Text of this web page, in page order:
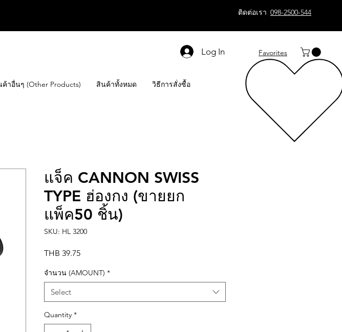
ติดต่อเรา 098-2500-544
Log In Favorites
ค้าอื่นๆ (Other Products) สินค้าทั้งหมด วิธีการสั่งซื้อ
แจ็ค CANNON SWISS
TYPE ฮ่องกง (ขายยก
แพ็ค50 ชิ้น)
SKU: HL 3200
THB 39.75Price
จำนวน (AMOUNT) *
Select
Quantity *